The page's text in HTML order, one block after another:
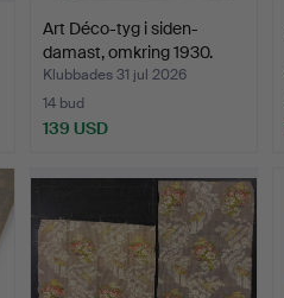
Art Déco-tyg i siden-
damast, omkring 1930.
Klubbades 31 jul 2026
14 bud
139 USD